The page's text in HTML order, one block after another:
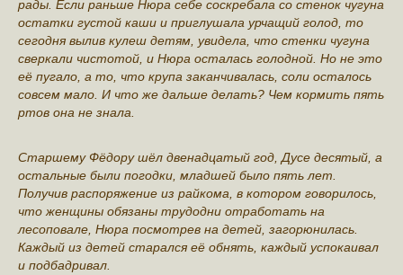
рады. Если раньше Нюра себе соскребала со стенок чугуна
остатки густой каши и приглушала урчащий голод, то
сегодня вылив кулеш детям, увидела, что стенки чугуна
сверкали чистотой, и Нюра осталась голодной. Но не это
её пугало, а то, что крупа заканчивалась, соли осталось
совсем мало. И что же дальше делать? Чем кормить пять
ртов она не знала.
Старшему Фёдору шёл двенадцатый год, Дусе десятый, а
остальные были погодки, младшей было пять лет.
Получив распоряжение из райкома, в котором говорилось,
что женщины обязаны трудодни отработать на
лесоповале, Нюра посмотрев на детей, загорюнилась.
Каждый из детей старался её обнять, каждый успокаивал
и подбадривал.